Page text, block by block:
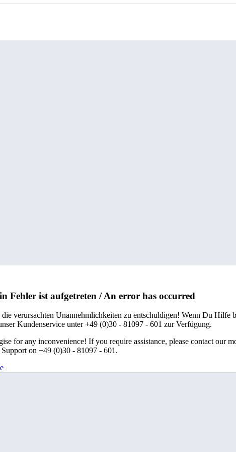
Fehler ist aufgetreten / An error has occurred
verursachten Unannehmlichkeiten zu entschuldigen! Wenn Du Hilfe
Kundenservice unter +49 (0)30 - 81097 - 601 zur Verfügung.
for any inconvenience! If you require assistance, please contact our
Support on +49 (0)30 - 81097 - 601.